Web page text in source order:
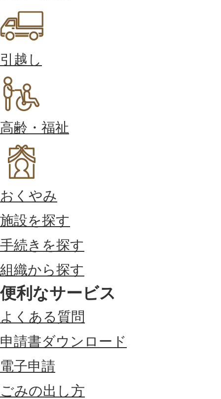
引越し
高齢・福祉
おくやみ
施設を探す
手続きを探す
組織から探す
便利なサービス
よくある質問
申請書ダウンロード
電子申請
ごみの出し方